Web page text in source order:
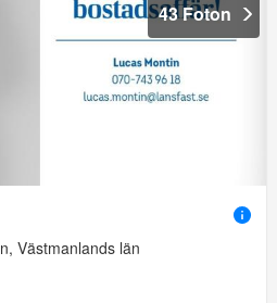
43 Foton
Västmanlands län